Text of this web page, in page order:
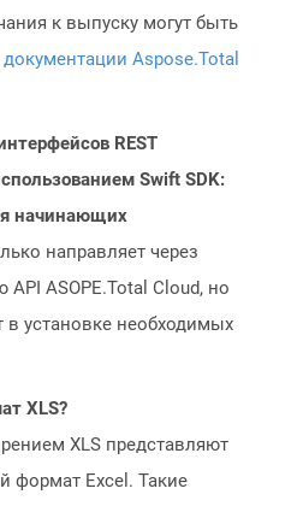
к выпуску могут быть
документации Aspose.Total
REST
Swift SDK:
начинающих
направляет через
ASOPE.Total Cloud, но
в установке необходимых
XLS?
XLS представляют
формат Excel. Такие